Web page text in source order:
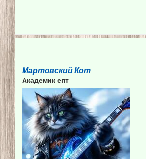
Мартовский Кот
Академик епт